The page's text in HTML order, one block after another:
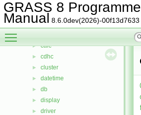
GRASS 8
Manual 8.6.0dev(2026)-00f13d7633
► bitmap
► btree
► btree2
► calc
► cdhc
► cluster
► datetime
► db
► display
► driver